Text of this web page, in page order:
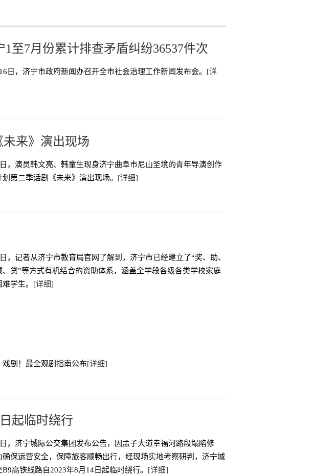
至7月份累计排查矛盾纠纷36537件次
日，济宁市政府新闻办召开全市社会治理工作新闻发布会。 [详
来》演出现场
，演员韩文亮、韩童生现身济宁曲阜市尼山圣境的青年导演创作
划第二季话剧《未来》演出现场。 [详细]
，记者从济宁市教育局官网了解到，济宁市已经建立了“奖、助、
、贷”等方式有机结合的资助体系，涵盖全学段各级各类学校家庭
学生。 [详细]
戏剧！最全观剧指南公布[详细]
起临时绕行
，济宁城际公交集团发布公告，因孟子大道幸福河路段塌陷修
确保运营安全，保障旅客顺畅出行，经现场实地考察研判，济宁城
B9高铁线路自2023年8月14日起临时绕行。 [详细]